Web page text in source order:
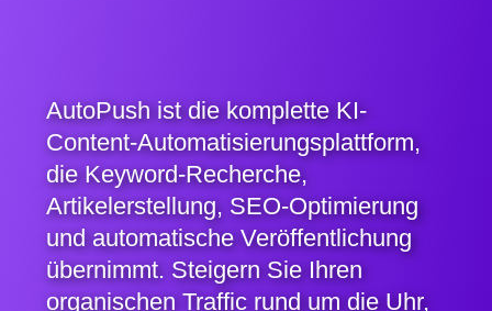
AutoPush ist die komplette KI-
Content-Automatisierungsplattform,
die Keyword-Recherche,
Artikelerstellung, SEO-Optimierung
und automatische Veröffentlichung
übernimmt. Steigern Sie Ihren
organischen Traffic rund um die Uhr,